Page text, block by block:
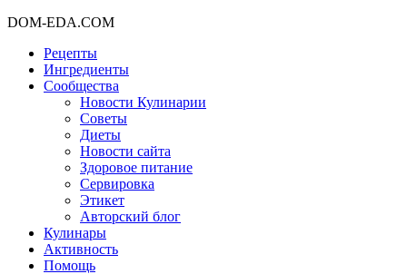
DOM-EDA.COM
Рецепты
Ингредиенты
Сообщества
Новости Кулинарии
Советы
Диеты
Новости сайта
Здоровое питание
Сервировка
Этикет
Авторский блог
Кулинары
Активность
Помощь